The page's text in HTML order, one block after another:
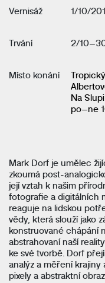
Vernisáž 1/10/
Trvání 2/
Místo konání
Na
po–ne
Mark Dorf je umělec
zkoumá post-
její vztah k našim
fotografie a digitálních
reaguje na lidskou
vědy, která slouží jako
konstruované chápání
abstrahovaní naší
ke své tvorbě. Dorf
analýz a měření
pixely a abstraktní